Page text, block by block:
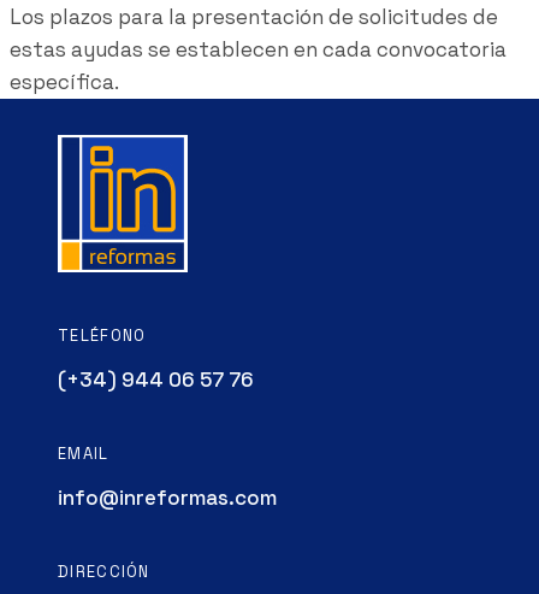
Los plazos para la presentación de solicitudes de
estas ayudas se establecen en cada convocatoria
específica.
TELÉFONO
(+34) 944 06 57 76
EMAIL
info@inreformas.com
DIRECCIÓN